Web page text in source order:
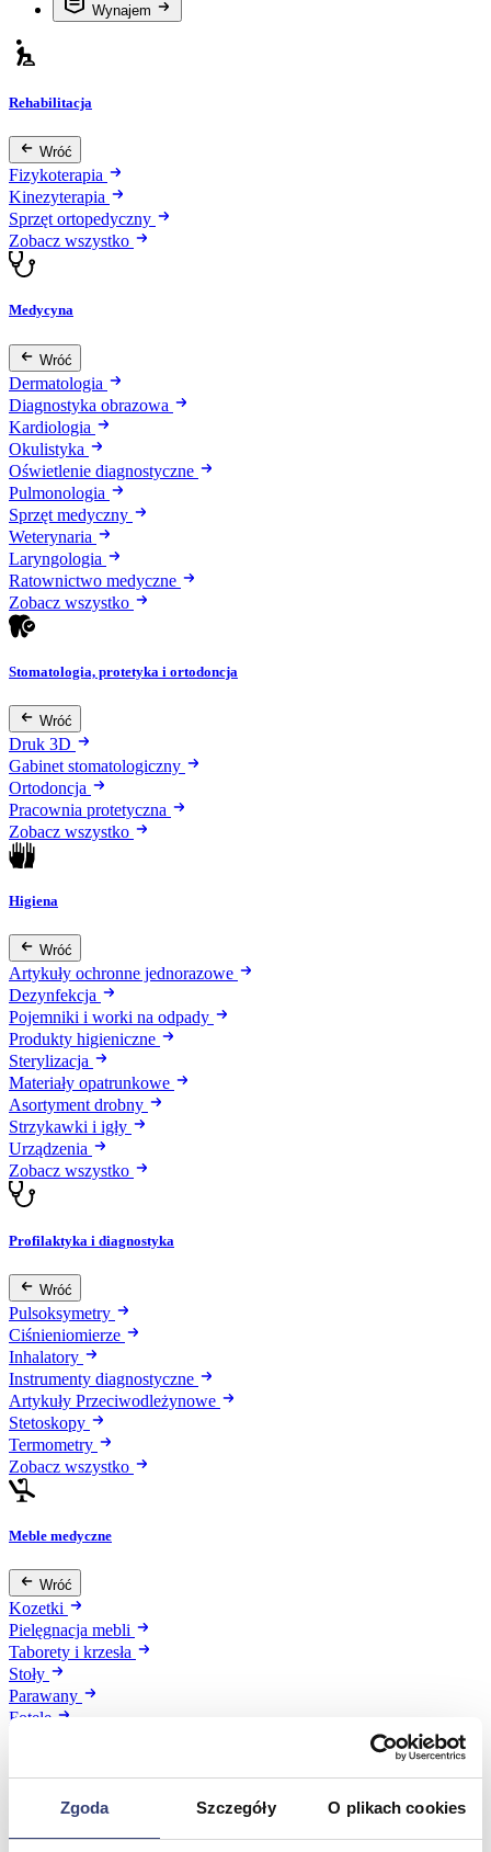
Zgoda Szczegóły O plikach cookies
Wynajem
Rehabilitacja
Wróć
Fizykoterapia
Kinezyterapia
Sprzęt ortopedyczny
Zobacz wszystko
Medycyna
Wróć
Dermatologia
Diagnostyka obrazowa
Kardiologia
Okulistyka
Oświetlenie diagnostyczne
Pulmonologia
Sprzęt medyczny
Weterynaria
Laryngologia
Ratownictwo medyczne
Zobacz wszystko
Stomatologia, protetyka i ortodoncja
Wróć
Druk 3D
Gabinet stomatologiczny
Ortodoncja
Pracownia protetyczna
Zobacz wszystko
Higiena
Wróć
Artykuły ochronne jednorazowe
Dezynfekcja
Pojemniki i worki na odpady
Produkty higieniczne
Sterylizacja
Materiały opatrunkowe
Asortyment drobny
Strzykawki i igły
Urządzenia
Zobacz wszystko
Profilaktyka i diagnostyka
Wróć
Pulsoksymetry
Ciśnieniomierze
Inhalatory
Instrumenty diagnostyczne
Artykuły Przeciwodleżynowe
Stetoskopy
Termometry
Zobacz wszystko
Meble medyczne
Wróć
Kozetki
Pielęgnacja mebli
Taborety i krzesła
Stoły
Parawany
Fotele
Spa & Wellness